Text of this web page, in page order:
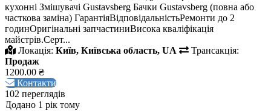
кухонні Змішувачі Gustavsberg Бачки Gustavsberg (повна або
часткова заміна) ГарантіяВідповідальністьРемонти до 2
годинОригінальні запчастиниВисока кваліфікація
майстрів.Серт...
Локація: Київ, Київська область, UA
Трансакція:
Продаж
1200.00 ₴
Контакти
102 переглядів
Додано 1 рік тому